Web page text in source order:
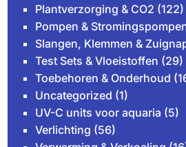
Plantverzorging & CO2 (122)
Pompen &
Slangen, Klemmen &
Test Sets & Vloeistoffen (29)
Toebehoren & Onderhoud
Uncategorized (1)
UV-C units voor aquaria (5)
Verlichting (56)